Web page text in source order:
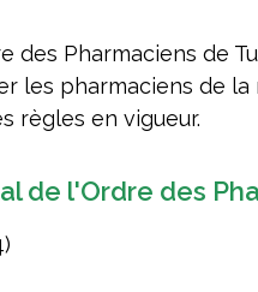
des Pharmaciens de
les pharmaciens de
règles en vigueur.
de l'Ordre des